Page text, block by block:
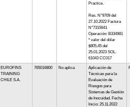
Practice.
Res. N°9709 del
27.10.2022 Factura
N°7315641
Operación: B334981
* valor del dólar
$805,45 del
25.01.2023 SOL.
61043 CC017
EUROFINS
TRAINING
CHILE S.A.
765016800 No aplica
Aplicación de
Técnicas para la
Evaluación de
Riesgos para
Sistemas de Gestión
de Inocuidad. Fecha
Inicio: 25.11.2022